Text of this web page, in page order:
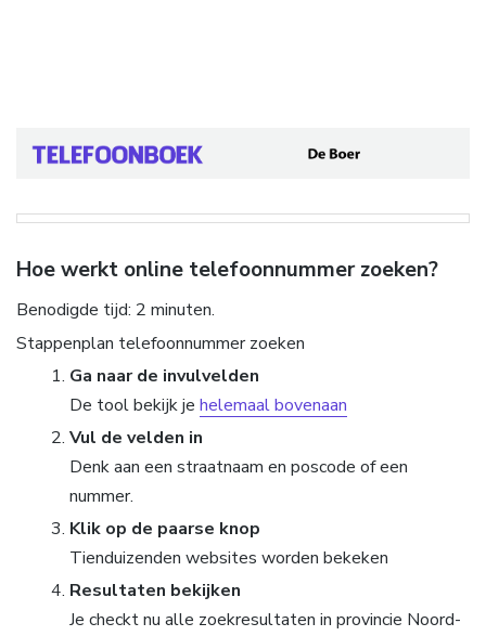
Hoe werkt online telefoonnummer zoeken?
Benodigde tijd: 2 minuten.
Stappenplan telefoonnummer zoeken
Ga naar de invulvelden
De tool bekijk je helemaal bovenaan
Vul de velden in
Denk aan een straatnaam en poscode of een
nummer.
Klik op de paarse knop
Tienduizenden websites worden bekeken
Resultaten bekijken
Je checkt nu alle zoekresultaten in provincie Noord-